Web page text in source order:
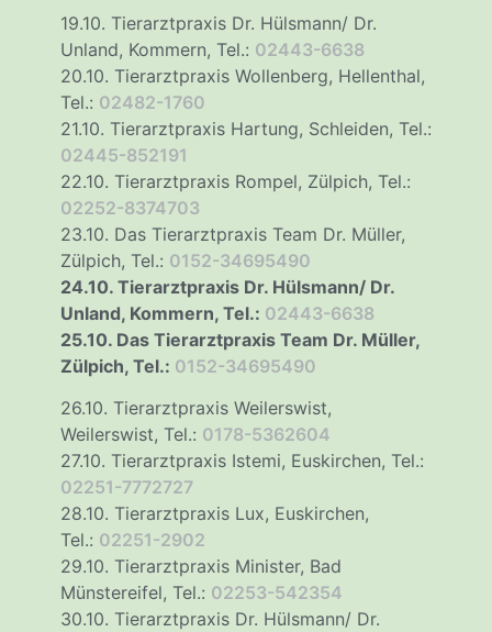
19.10. Tierarztpraxis Dr. Hülsmann/ Dr.
Unland, Kommern, Tel.: 02443-6638
20.10. Tierarztpraxis Wollenberg, Hellenthal,
Tel.: 02482-1760
21.10. Tierarztpraxis Hartung, Schleiden, Tel.:
02445-852191
22.10. Tierarztpraxis Rompel, Zülpich, Tel.:
02252-8374703
23.10. Das Tierarztpraxis Team Dr. Müller,
Zülpich, Tel.: 0152-34695490
24.10. Tierarztpraxis Dr. Hülsmann/ Dr.
Unland, Kommern, Tel.: 02443-6638
25.10. Das Tierarztpraxis Team Dr. Müller,
Zülpich, Tel.: 0152-34695490
26.10. Tierarztpraxis Weilerswist,
Weilerswist, Tel.: 0178-5362604
27.10. Tierarztpraxis Istemi, Euskirchen, Tel.:
02251-7772727
28.10. Tierarztpraxis Lux, Euskirchen,
Tel.: 02251-2902
29.10. Tierarztpraxis Minister, Bad
Münstereifel, Tel.: 02253-542354
30.10. Tierarztpraxis Dr. Hülsmann/ Dr.